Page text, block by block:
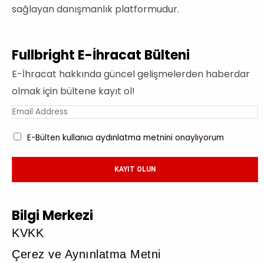
sağlayan danışmanlık platformudur.
Fullbright E-İhracat Bülteni
E-İhracat hakkında güncel gelişmelerden haberdar
olmak için bültene kayıt ol!
E-Bülten kullanıcı aydınlatma metnini onaylıyorum
KAYIT OLUN
Bilgi Merkezi
KVKK
Çerez ve Aynınlatma Metni